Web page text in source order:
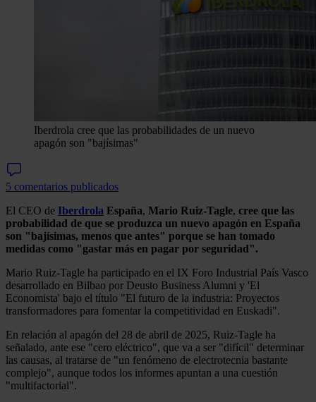
Iberdrola cree que las probabilidades de un nuevo
apagón son "bajísimas"
5 comentarios publicados
El CEO de Iberdrola España, Mario Ruiz-Tagle, cree que las
probabilidad de que se produzca un nuevo apagón en España
son "bajísimas, menos que antes" porque se han tomado
medidas como "gastar más en pagar por seguridad".
Mario Ruiz-Tagle ha participado en el IX Foro Industrial País Vasco
desarrollado en Bilbao por Deusto Business Alumni y 'El
Economista' bajo el título "El futuro de la industria: Proyectos
transformadores para fomentar la competitividad en Euskadi".
En relación al apagón del 28 de abril de 2025, Ruiz-Tagle ha
señalado, ante ese "cero eléctrico", que va a ser "difícil" determinar
las causas, al tratarse de "un fenómeno de electrotecnia bastante
complejo", aunque todos los informes apuntan a una cuestión
"multifactorial".